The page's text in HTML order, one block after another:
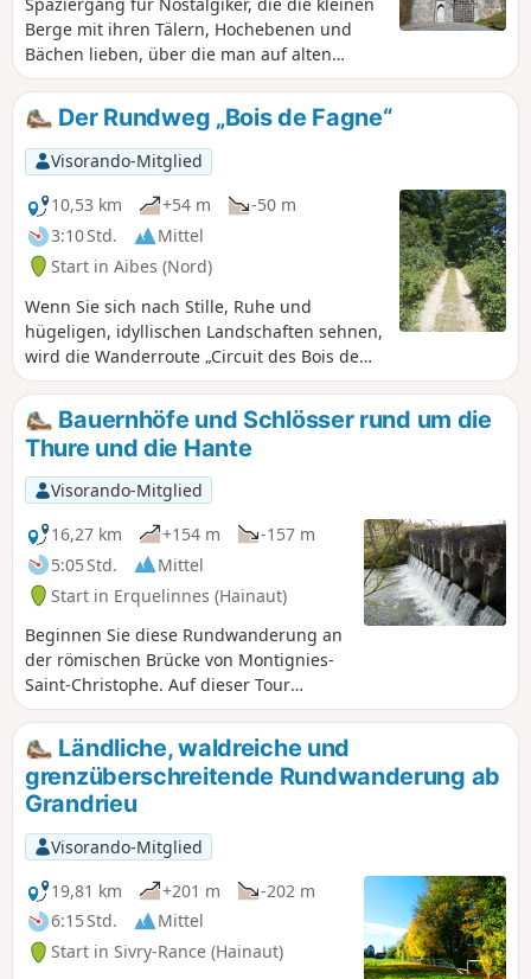
Berge mit ihren Tälern, Hochebenen und
Bächen lieben, über die man auf alten
Steinbrücken hinweggeht. Spaziergang für
Liebhaber der Ruhe und Natur. Und als
Geschenk für die Kinder gibt es viele Tiere
zu sehen: Hühner, Hähne, Enten, Bussarde,
Ziegen, Schafe und mit etwas Geduld auch
Eichhörnchen und Rehe im Wald... Der
Besuch des Turms sorgt für einen Hauch von
Kultur.
Der Rundweg „Bois de Fagne“
Visorando-Mitglied
10,53 km
+54 m
-50 m
3:10 Std.
Mittel
Start in Aibes (Nord)
Wenn Sie sich nach Stille, Ruhe und
hügeligen, idyllischen Landschaften sehnen,
wird die Wanderroute „Circuit des Bois de
Fagne“ Ihre Erwartungen erfüllen und Ihnen
ein Gefühl der Erholung und des Urlaubs
vermitteln... Es fällt schwer zu glauben, dass
man sich im Norden befindet, vor allem
wenn die Sonne scheint.
Bauernhöfe und Schlösser rund um die
Thure und die Hante
Visorando-Mitglied
16,27 km
+154 m
-157 m
5:05 Std.
Mittel
Start in Erquelinnes (Hainaut)
Beginnen Sie diese Rundwanderung an
der römischen Brücke von Montignies-
Saint-Christophe. Auf dieser Tour
entdecken Sie die Landschaft, die
Wälder, aber auch charakteristische
Gebäude zwischen Montignies-Saint-
Christophe und Solre-sur-Sambre. Auf
dieser Rundwanderung können Sie sich
auf unterschiedlichem Terrain bewegen
und die ländliche Idylle dieser Region
genießen.
Ländliche, waldreiche und
grenzüberschreitende Rundwanderung ab
Grandrieu
Visorando-Mitglied
19,81 km
+201 m
-202 m
6:15 Std.
Mittel
Start in Sivry-Rance (Hainaut)